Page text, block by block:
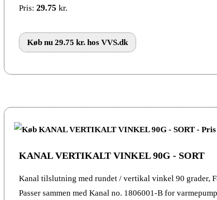
Pris: 29.75 kr.
Køb nu 29.75 kr. hos VVS.dk
KANAL VERTIKALT VINKEL 90G - SORT
Kanal tilslutning med rundet / vertikal vinkel 90 grader,
Passer sammen med Kanal no. 1806001-B for